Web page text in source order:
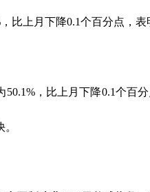
，比上月下降0.1个百分点，表
50.1%，比上月下降0.1个百